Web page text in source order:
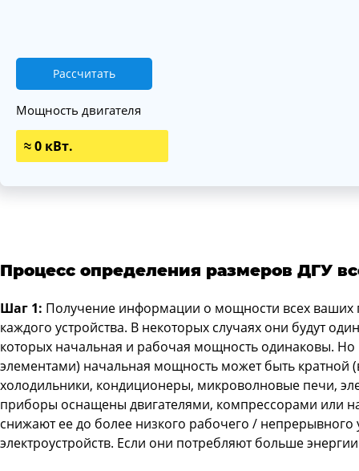
Рассчитать
Мощность двигателя
≈ 0 кВт.
Процесс определения размеров ДГУ
Шаг 1: Получение информации о мощности всех ваших
каждого устройства. В некоторых случаях они будут
которых начальная и рабочая мощность одинаковы. Но
элементами) начальная мощность может быть
холодильники, кондиционеры, микроволновые печи,
приборы оснащены двигателями, компрессорами или
снижают ее до более низкого рабочего /
электроустройств. Если они потребляют больше